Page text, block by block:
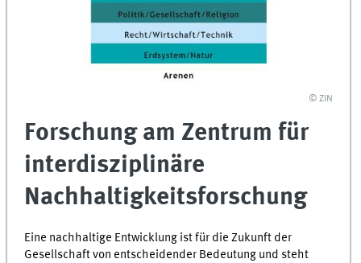
© ZIN
Forschung am Zentrum für
interdisziplinäre
Nachhaltigkeitsforschung
Eine nachhaltige Entwicklung ist für die Zukunft der
Gesellschaft von entscheidender Bedeutung und steht